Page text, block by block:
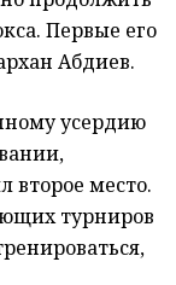
Первые его
Абдиев.
усердию
второе место.
турниров